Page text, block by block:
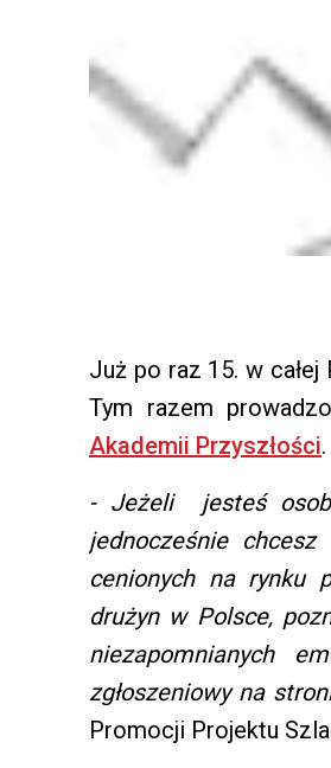
Już po raz 15. w całej
Tym razem
Akademii Przyszłości.
- Jeżeli jesteś
jednocześnie
cenionych na rynku
drużyn w Polsce,
niezapomnianych
zgłoszeniowy na
Promocji Projektu